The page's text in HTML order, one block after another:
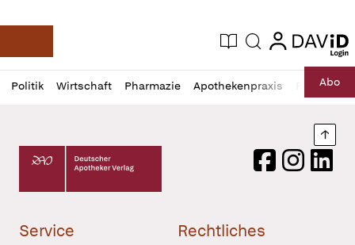
Deutsche Apotheker Zeitung
Aktuelle Ausgabe
Suche login
login
Politik Wirtschaft Pharmazie Apothekenpraxis RechtAbo
Profil
öffnen
Daz
Pur
Deutscher Apotheker Verlag Logo
FacebookInstagram
Service Rechtliches